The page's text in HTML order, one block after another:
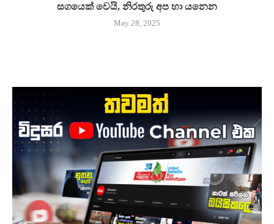
සගයෙක් වෙයි, නිරතුරු අප හා යනෙන
May 28, 2025